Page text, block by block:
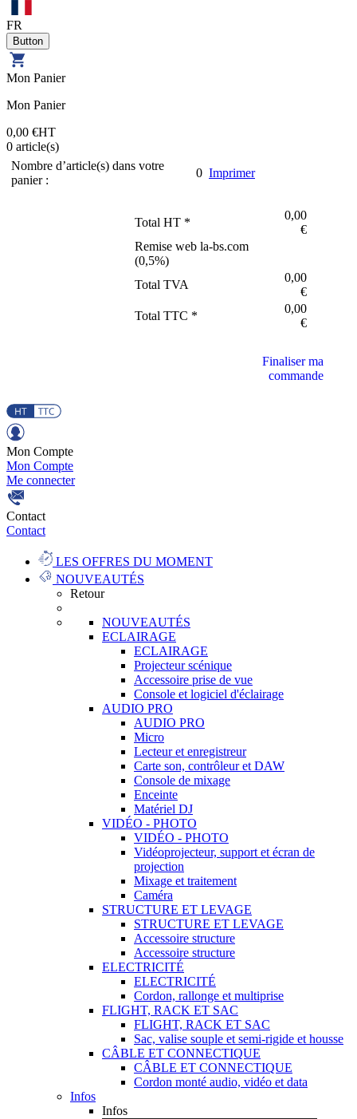
FR
Mon Panier
Mon Panier
0,00 €HT
0 article(s)
Nombre d’article(s) dans votre
panier :
0 Imprimer
Total HT *
0,00
€
Remise web la-bs.com
(0,5%)
Total TVA
0,00
€
Total TTC *
0,00
€
Finaliser ma
commande
Mon Compte
Mon Compte
Me connecter
Contact
Contact
LES OFFRES DU MOMENT
NOUVEAUTÉS
Retour
NOUVEAUTÉS
ECLAIRAGE
ECLAIRAGE
Projecteur scénique
Accessoire prise de vue
Console et logiciel d'éclairage
AUDIO PRO
AUDIO PRO
Micro
Lecteur et enregistreur
Carte son, contrôleur et DAW
Console de mixage
Enceinte
Matériel DJ
VIDÉO - PHOTO
VIDÉO - PHOTO
Vidéoprojecteur, support et écran de
projection
Mixage et traitement
Caméra
STRUCTURE ET LEVAGE
STRUCTURE ET LEVAGE
Accessoire structure
Accessoire structure
ELECTRICITÉ
ELECTRICITÉ
Cordon, rallonge et multiprise
FLIGHT, RACK ET SAC
FLIGHT, RACK ET SAC
Sac, valise souple et semi-rigide et housse
CÂBLE ET CONNECTIQUE
CÂBLE ET CONNECTIQUE
Cordon monté audio, vidéo et data
Infos
Infos